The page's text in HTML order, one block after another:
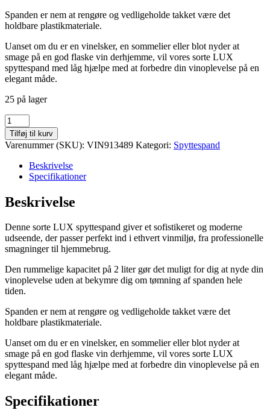
Spanden er nem at rengøre og vedligeholde takket være det
holdbare plastikmateriale.
Uanset om du er en vinelsker, en sommelier eller blot nyder at
smage på en god flaske vin derhjemme, vil vores sorte LUX
spyttespand med låg hjælpe med at forbedre din vinoplevelse på en
elegant måde.
25 på lager
Spyttespand
sort
LUX
antal
Tilføj til kurv
Varenummer (SKU): VIN913489 Kategori: Spyttespand
Beskrivelse
Specifikationer
Beskrivelse
Denne sorte LUX spyttespand giver et sofistikeret og moderne
udseende, der passer perfekt ind i ethvert vinmiljø, fra professionelle
smagninger til hjemmebrug.
Den rummelige kapacitet på 2 liter gør det muligt for dig at nyde din
vinoplevelse uden at bekymre dig om tømning af spanden hele
tiden.
Spanden er nem at rengøre og vedligeholde takket være det
holdbare plastikmateriale.
Uanset om du er en vinelsker, en sommelier eller blot nyder at
smage på en god flaske vin derhjemme, vil vores sorte LUX
spyttespand med låg hjælpe med at forbedre din vinoplevelse på en
elegant måde.
Specifikationer